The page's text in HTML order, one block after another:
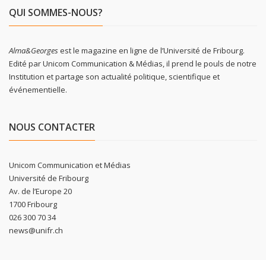
QUI SOMMES-NOUS?
Alma&Georgesest le magazine en ligne de l’Université de Fribourg.
Edité par Unicom Communication & Médias, il prend le pouls de notre
Institution et partage son actualité politique, scientifique et
événementielle.
NOUS CONTACTER
Unicom Communication et Médias
Université de Fribourg
Av. de l’Europe 20
1700 Fribourg
026 300 70 34
news@unifr.ch